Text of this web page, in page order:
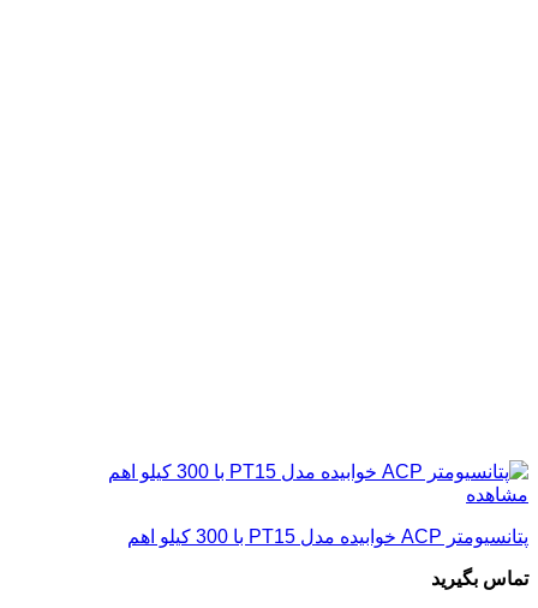
مشاهده
پتانسیومتر ACP خوابیده مدل PT15 با 300 کیلو اهم
تماس بگیرید